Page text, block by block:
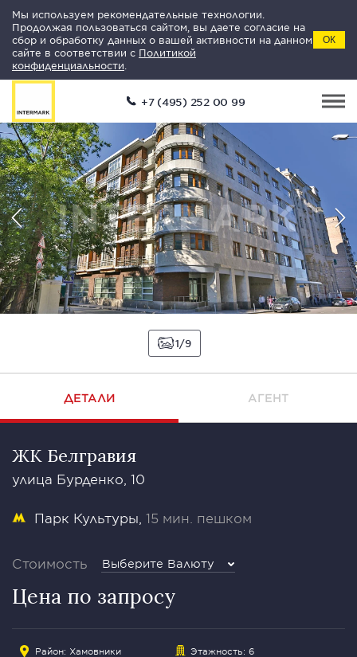
Мы используем рекомендательные технологии.
Продолжая пользоваться сайтом, вы даете согласие на
сбор и обработку данных о вашей активности на данном
сайте в соответствии с Политикой
конфиденциальности
ОК
+7 (495) 252 00 99
1 9
ДЕТАЛИ АГЕНТ
ЖК Белгравия
улица Бурденко, 10
Парк Культуры 15 мин. пешком
Стоимость Выберите Валюту
Цена по запросу
Район: Хамовники Этажность: 6